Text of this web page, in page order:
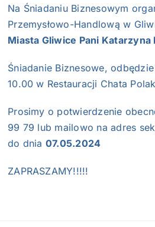
Na Śniadaniu Biznesowym
Przemysłowo-Handlową w
Miasta Gliwice Pani
Śniadanie Biznesowe,
10.00 w Restauracji Chata
Prosimy o potwierdzenie
99 79 lub mailowo na adres
do dnia 07.05.2024
ZAPRASZAMY!!!!!